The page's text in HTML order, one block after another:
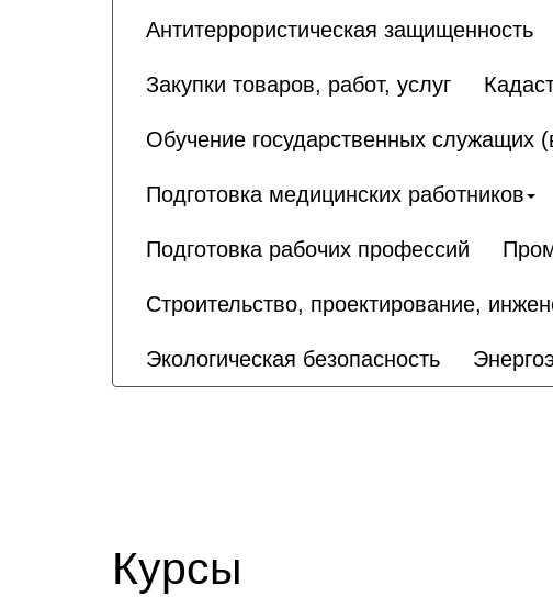
Антитеррористическая защищенность
Закупки товаров, работ, услуг
Обучение государственных служащих
Подготовка медицинских работников
Подготовка рабочих профессий
Строительство, проектирование,
Экологическая безопасность
Курсы